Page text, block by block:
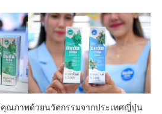
ณภาพด้วยนวัตกรรมจากประเทศญี่ปุ่น